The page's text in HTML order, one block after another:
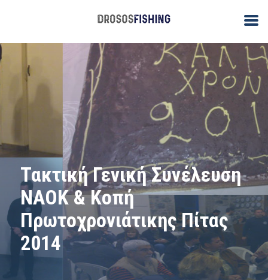
Τακτική Γενική Συνέλευση
ΝΑΟΚ & Κοπή
Πρωτοχρονιάτικης Πίτας
2014